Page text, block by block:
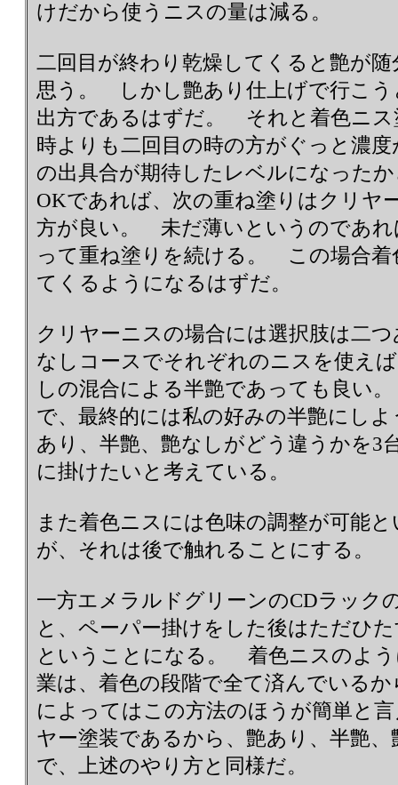
けだから使うニスの量は減る。
二回目が終わり乾燥してくると艶が
思う。 しかし艶あり仕上げで行こう
出方であるはずだ。 それと着色ニス
時よりも二回目の時の方がぐっと濃
の出具合が期待したレベルになっ
OKであれば、次の重ね塗りはクリヤ
方が良い。 未だ薄いというのであれ
って重ね塗りを続ける。 この場合着
てくるようになるはずだ。
クリヤーニスの場合には選択肢は二
なしコースでそれぞれのニスを使え
しの混合による半艶であっても良
で、最終的には私の好みの半艶にし
あり、半艶、艶なしがどう違うかを3
に掛けたいと考えている。
また着色ニスには色味の調整が可能
が、それは後で触れることにする。
一方エメラルドグリーンのCDラック
と、ペーパー掛けをした後はただひ
ということになる。 着色ニスのよ
業は、着色の段階で全て済んでいる
によってはこの方法のほうが簡単と
ヤー塗装であるから、艶あり、半艶
で、上述のやり方と同様だ。